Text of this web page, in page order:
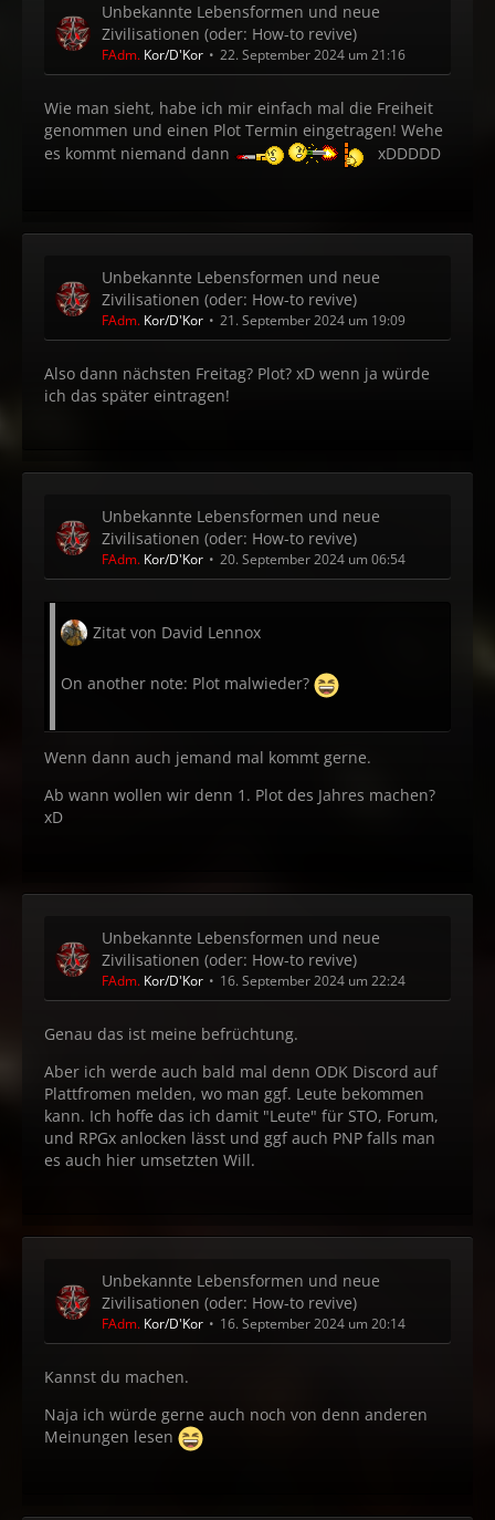
Unbekannte Lebensformen und neue
Zivilisationen (oder: How-to revive)
FAdm. Kor/D'Kor 22. September 2024 um 21:16
Wie man sieht, habe ich mir einfach mal die Freiheit
genommen und einen Plot Termin eingetragen! Wehe
es kommt niemand dann
xDDDDD
Unbekannte Lebensformen und neue
Zivilisationen (oder: How-to revive)
FAdm. Kor/D'Kor 21. September 2024 um 19:09
Also dann nächsten Freitag? Plot? xD wenn ja würde
ich das später eintragen!
Unbekannte Lebensformen und neue
Zivilisationen (oder: How-to revive)
FAdm. Kor/D'Kor 20. September 2024 um 06:54
Zitat von David Lennox
On another note: Plot malwieder?
Wenn dann auch jemand mal kommt gerne.
Ab wann wollen wir denn 1. Plot des Jahres machen?
xD
Unbekannte Lebensformen und neue
Zivilisationen (oder: How-to revive)
FAdm. Kor/D'Kor 16. September 2024 um 22:24
Genau das ist meine befrüchtung.
Aber ich werde auch bald mal denn ODK Discord auf
Plattfromen melden, wo man ggf. Leute bekommen
kann. Ich hoffe das ich damit "Leute" für STO, Forum,
und RPGx anlocken lässt und ggf auch PNP falls man
es auch hier umsetzten Will.
Unbekannte Lebensformen und neue
Zivilisationen (oder: How-to revive)
FAdm. Kor/D'Kor 16. September 2024 um 20:14
Kannst du machen.
Naja ich würde gerne auch noch von denn anderen
Meinungen lesen